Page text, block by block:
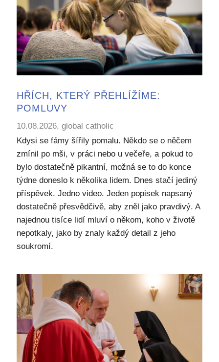
HŘÍCH, KTERÝ PŘEHLÍŽÍME:
POMLUVY
10.08.2026, global catholic
Kdysi se fámy šířily pomalu. Někdo se o něčem
zmínil po mši, v práci nebo u večeře, a pokud to
bylo dostatečně pikantní, možná se to do konce
týdne doneslo k několika lidem. Dnes stačí jediný
příspěvek. Jedno video. Jeden popisek napsaný
dostatečně přesvědčivě, aby zněl jako pravdivý. A
najednou tisíce lidí mluví o někom, koho v životě
nepotkaly, jako by znaly každý detail z jeho
soukromí.